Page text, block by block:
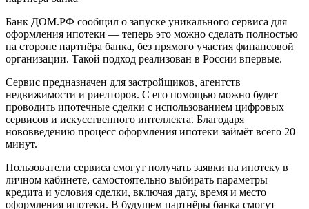
Банк ДОМ.РФ сообщил о запуске уникального сервиса для
оформления ипотеки — теперь это можно сделать полностью
на стороне партнёра банка, без прямого участия финансовой
организации. Такой подход реализован в России впервые.
Сервис предназначен для застройщиков, агентств
недвижимости и риелторов. С его помощью можно будет
проводить ипотечные сделки с использованием цифровых
сервисов и искусственного интеллекта. Благодаря
нововведению процесс оформления ипотеки займёт всего 20
минут.
Пользователи сервиса смогут получать заявки на ипотеку в
личном кабинете, самостоятельно выбирать параметры
кредита и условия сделки, включая дату, время и место
оформления ипотеки. В будущем партнёры банка смогут